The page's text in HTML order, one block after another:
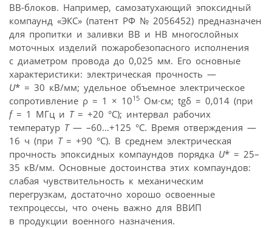
ВВ-блоков. Например, самозатухающий эпоксидный
компаунд «ЭКС» (патент РФ № 2056452) предназначен
для пропитки и заливки ВВ и НВ многослойных
моточных изделий пожаробезопасного исполнения
с диаметром провода до 0,025 мм. Его основные
характеристики: электрическая прочность —
U* = 30 кВ/мм; удельное объемное электрическое
сопротивление ρ = 1 × 1015 Ом·см; tgδ = 0,014 (при
f= 1 МГц и Т= +20 °С); интервал рабочих
температур Т— –60…+125 °С. Время отверждения —
16 ч (при Т= +90 °С). В среднем электрическая
прочность эпоксидных компаундов порядка U* = 25–
35 кВ/мм. Основные достоинства этих компаундов:
слабая чувствительность к механическим
перегрузкам, достаточно хорошо освоенные
техпроцессы, что очень важно для ВВИП
в продукции военного назначения.